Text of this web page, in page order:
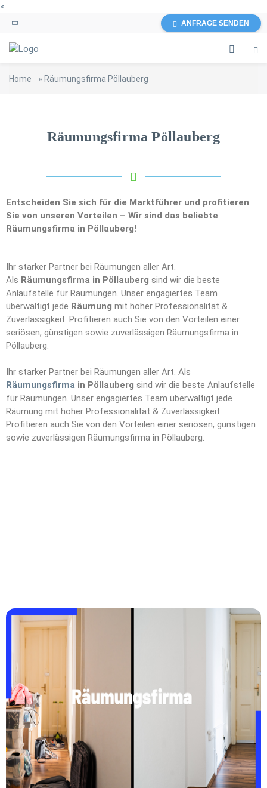
<
ANFRAGE SENDEN
Home » Räumungsfirma Pöllauberg
Räumungsfirma Pöllauberg
Entscheiden Sie sich für die Marktführer und profitieren
Sie von unseren Vorteilen – Wir sind das beliebte
Räumungsfirma in Pöllauberg!
Ihr starker Partner bei Räumungen aller Art.
Als Räumungsfirma in Pöllauberg sind wir die beste
Anlaufstelle für Räumungen. Unser engagiertes Team
überwältigt jede Räumung mit hoher Professionalität &
Zuverlässigkeit. Profitieren auch Sie von den Vorteilen einer
seriösen, günstigen sowie zuverlässigen Räumungsfirma in
Pöllauberg.
Ihr starker Partner bei Räumungen aller Art. Als
Räumungsfirma in Pöllauberg sind wir die beste Anlaufstelle
für Räumungen. Unser engagiertes Team überwältigt jede
Räumung mit hoher Professionalität & Zuverlässigkeit.
Profitieren auch Sie von den Vorteilen einer seriösen, günstigen
sowie zuverlässigen Räumungsfirma in Pöllauberg.